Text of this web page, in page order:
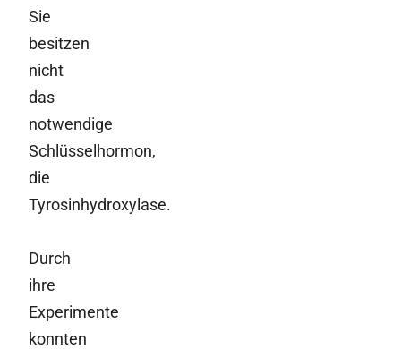
Sie
besitzen
nicht
das
notwendige
Schlüsselhormon,
die
Tyrosinhydroxylase.
Durch
ihre
Experimente
konnten